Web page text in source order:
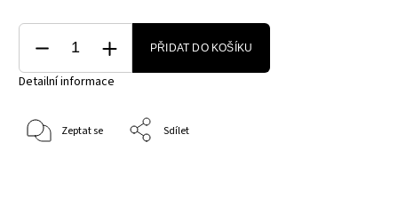
PŘIDAT DO KOŠÍKU
Detailní informace
Zeptat se Sdílet